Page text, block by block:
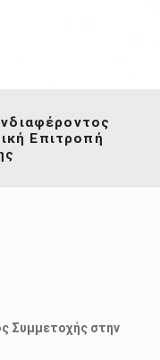
Επιτροπή
Συμμετοχής στην